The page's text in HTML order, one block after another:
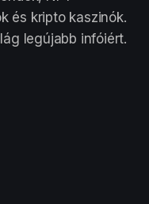
és kripto kaszinók.
legújabb infóiért.